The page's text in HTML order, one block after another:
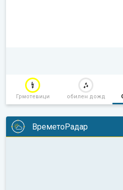
Грмотевици обилен дожд
ВреметоРадар